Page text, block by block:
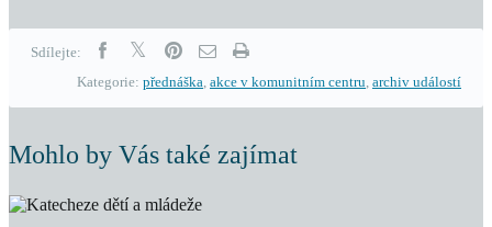
Sdílejte:
Kategorie: přednáška, akce v komunitním centru, archiv událostí
Mohlo by Vás také zajímat